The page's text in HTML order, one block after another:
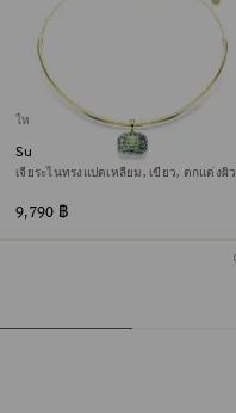
ใหม่
Sublima โชคเกอร์
เจียระไนทรงแปดเหลี่ยม, เขียว, ตกแต่งผิว
9,790 ฿